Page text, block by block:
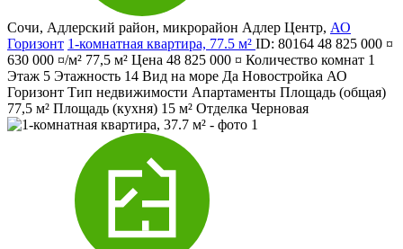
Сочи, Адлерский район, микрорайон Адлер Центр, АО
Горизонт 1-комнатная квартира, 77.5 м² ID: 80164 48 825 000 ¤
630 000 ¤/м² 77,5 м² Цена 48 825 000 ¤ Количество комнат 1
Этаж 5 Этажность 14 Вид на море Да Новостройка АО
Горизонт Тип недвижимости Апартаменты Площадь (общая)
77,5 м² Площадь (кухня) 15 м² Отделка Черновая